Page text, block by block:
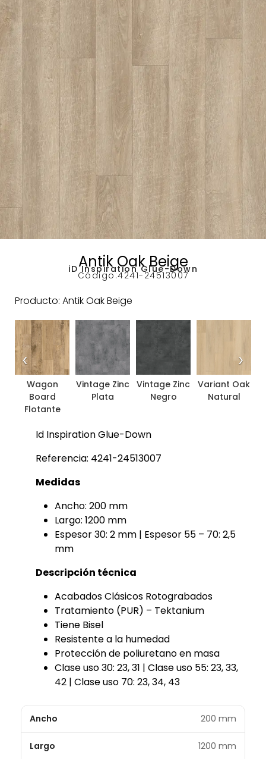
Antik Oak Beige
iD Inspiration Glue-Down
Código:4241-24513007
Producto: Antik Oak Beige
Wagon
Board
Flotante
Vintage Zinc
Plata
Vintage Zinc
Negro
Variant Oak
Natural
‹ ›
Id Inspiration Glue-Down
Referencia: 4241-24513007
Medidas
Ancho: 200 mm
Largo: 1200 mm
Espesor 30: 2 mm | Espesor 55 – 70: 2,5
mm
Descripción técnica
Acabados Clásicos Rotograbados
Tratamiento (PUR) – Tektanium
Tiene Bisel
Resistente a la humedad
Protección de poliuretano en masa
Clase uso 30: 23, 31 | Clase uso 55: 23, 33,
42 | Clase uso 70: 23, 34, 43
Ancho 200 mm
Largo 1200 mm